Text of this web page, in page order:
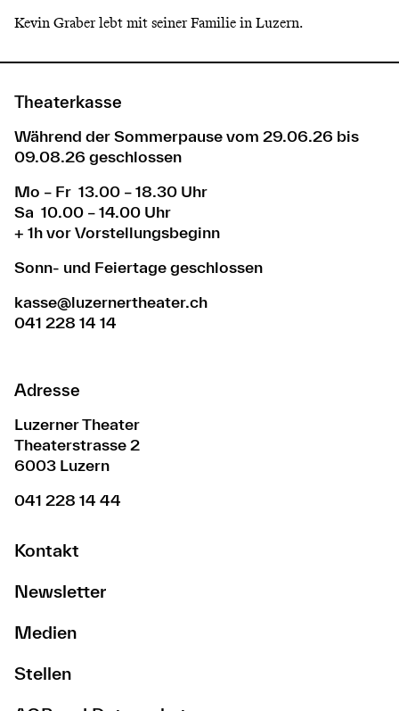
Kevin Graber lebt mit seiner Familie in Luzern.
Theaterkasse
Während der Sommerpause vom 29.06.26 bis
09.08.26 geschlossen
Mo – Fr 13.00 – 18.30 Uhr
Sa 10.00 – 14.00 Uhr
+ 1h vor Vorstellungsbeginn
Sonn- und Feiertage geschlossen
kasse@luzernertheater.ch
041 228 14 14
Adresse
Luzerner Theater
Theaterstrasse 2
6003 Luzern
041 228 14 44
Kontakt
Newsletter
Medien
Stellen